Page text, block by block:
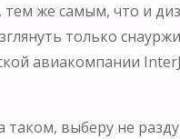
же самым, что и
только
авиакомпании
выберу не